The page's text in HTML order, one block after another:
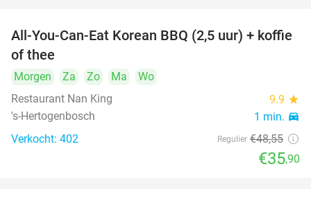
26%
All-You-Can-Eat Korean BBQ (2,5 uur) + koffie
of thee
Morgen Za Zo Ma
Wo
Restaurant Nan King
9.9 star
's-Hertogenbosch 1 min. directions_car
Verkocht: 402 Regulier €48,55
€35,90